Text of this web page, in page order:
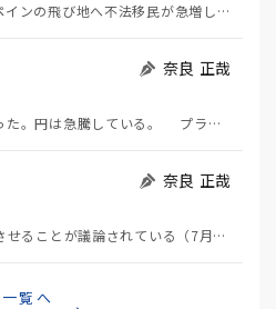
モロッコから地続きのスペインの飛び地へ不法移民が急増していて、当地の大問題となっている。「海を泳い…
奈良 正哉
日米が協調介入に踏み切った。円は急騰している。 プラザ合意以降、協調介入は為替相場の転機になって…
奈良 正哉
ストーカーにGPSを着けさせることが議論されている（7月29日日経）。反対派は「ストーカーにも人権…
一覧へ